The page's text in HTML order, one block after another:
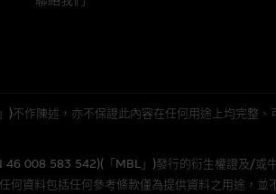
產品及機構的資訊。麥格理集團對此等網
確或合適，不作任何聲明。麥格理集團建
本網站。
。此等軟件的使用，可能受軟件持有人訂
作陳述，亦不保證此內容在任何用途上均完整、
008 583 542)(「MBL」)發行的衍生權證及/或
資料包括任何參考條款僅為提供資料之用途，並